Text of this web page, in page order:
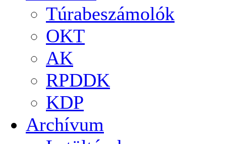
Túrabeszámolók
OKT
AK
RPDDK
KDP
Archívum